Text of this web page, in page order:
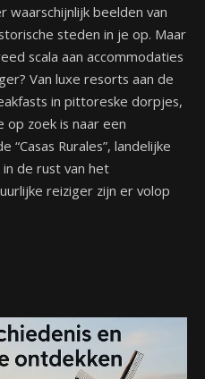
waarschijnlijk beelden van
steden in je op. Maar
scala aan accommodaties
Van luxe resorts aan de
in pittoreske dorpjes,
op zoek is naar een
Rurales”, landelijke
de rust van het
reiziger zijn er volop